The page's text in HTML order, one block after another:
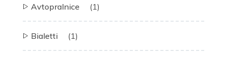
Avtopralnice (1)
Bialetti (1)